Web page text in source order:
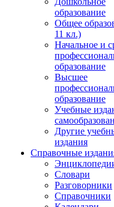
образование
Общее
11 кл.)
Начальное и
образование
Высшее
образование
Учебные
Другие
издания
Справочные
Словари
Разговорники
Справочники